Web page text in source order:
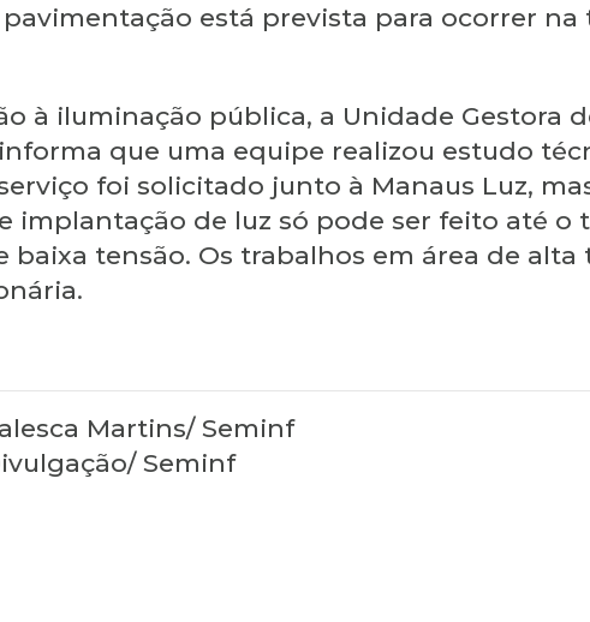
está prevista para ocorrer na
à iluminação pública, a Unidade Gestora
que uma equipe realizou estudo
foi solicitado junto à Manaus Luz,
implantação de luz só pode ser feito até o
baixa tensão. Os trabalhos em área de
Martins/ Seminf
Seminf